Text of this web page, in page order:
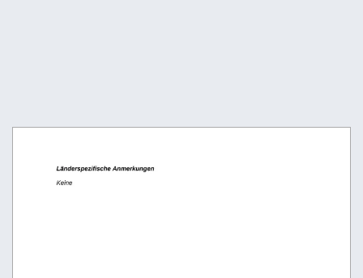
Länderspezifische Anmerkungen
Keine